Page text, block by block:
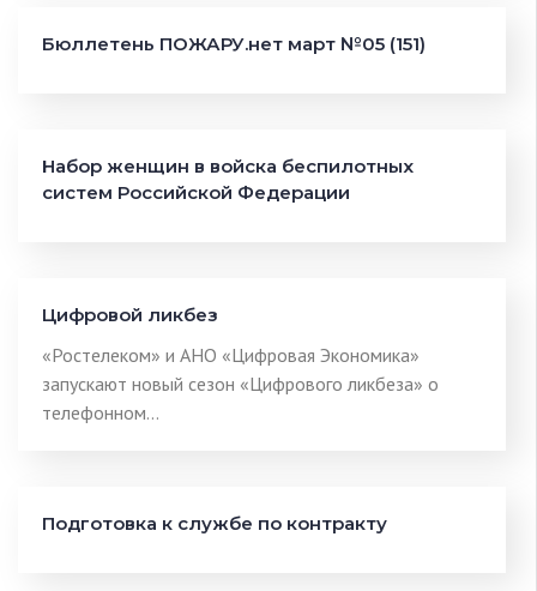
Бюллетень ПОЖАРУ.нет март №05 (151)
Набор женщин в войска беспилотных
систем Российской Федерации
Цифровой ликбез
«Ростелеком» и АНО «Цифровая Экономика»
запускают новый сезон «Цифрового ликбеза» о
телефонном…
Подготовка к службе по контракту